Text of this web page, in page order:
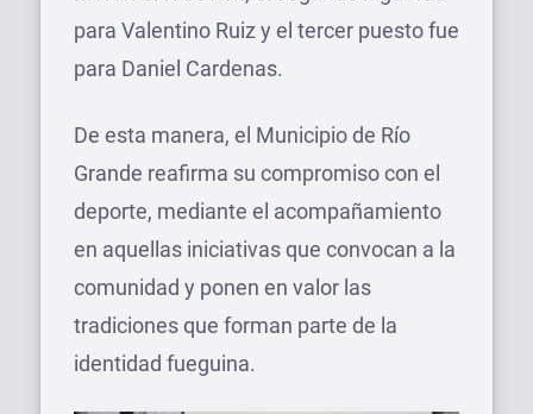
para Valentino Ruiz y el tercer puesto fue
para Daniel Cardenas.
De esta manera, el Municipio de Río
Grande reafirma su compromiso con el
deporte, mediante el acompañamiento
en aquellas iniciativas que convocan a la
comunidad y ponen en valor las
tradiciones que forman parte de la
identidad fueguina.